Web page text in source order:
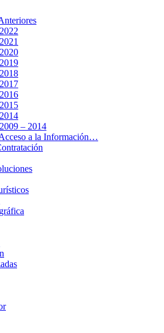
2022
2021
2020
2019
2018
2017
2016
2015
2014
2009 – 2014
a la Información…